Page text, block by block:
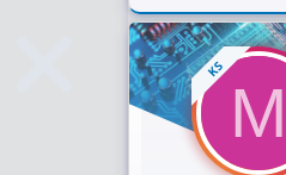
KS
M